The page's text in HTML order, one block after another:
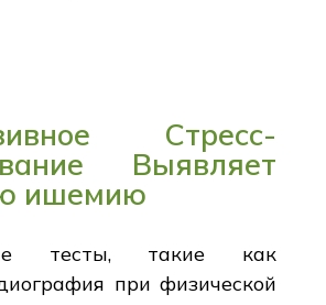
Стресс-
Выявляет
ишемию
тесты, такие как
при физической